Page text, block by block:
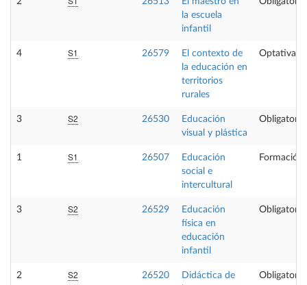
la escuela
infantil
4 S1 26579
El contexto de
la educación en
territorios
rurales
Optativa
3 S2 26530
Educación
visual y plástica
Obligatoria
1 S1 26507
Educación
social e
intercultural
Formación
3 S2 26529
Educación
física en
educación
infantil
Obligatoria
2 S2 26520
Didáctica de
Obligatoria